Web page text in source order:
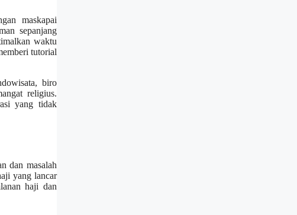
maskapai
sepanjang
waktu
tutorial
biro
religius.
yang tidak
dan masalah
yang lancar
haji dan